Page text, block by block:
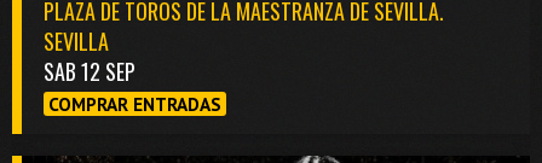
PLAZA DE TOROS DE LA MAESTRANZA DE SEVILLA.
SEVILLA
SAB 12 SEP
COMPRAR ENTRADAS